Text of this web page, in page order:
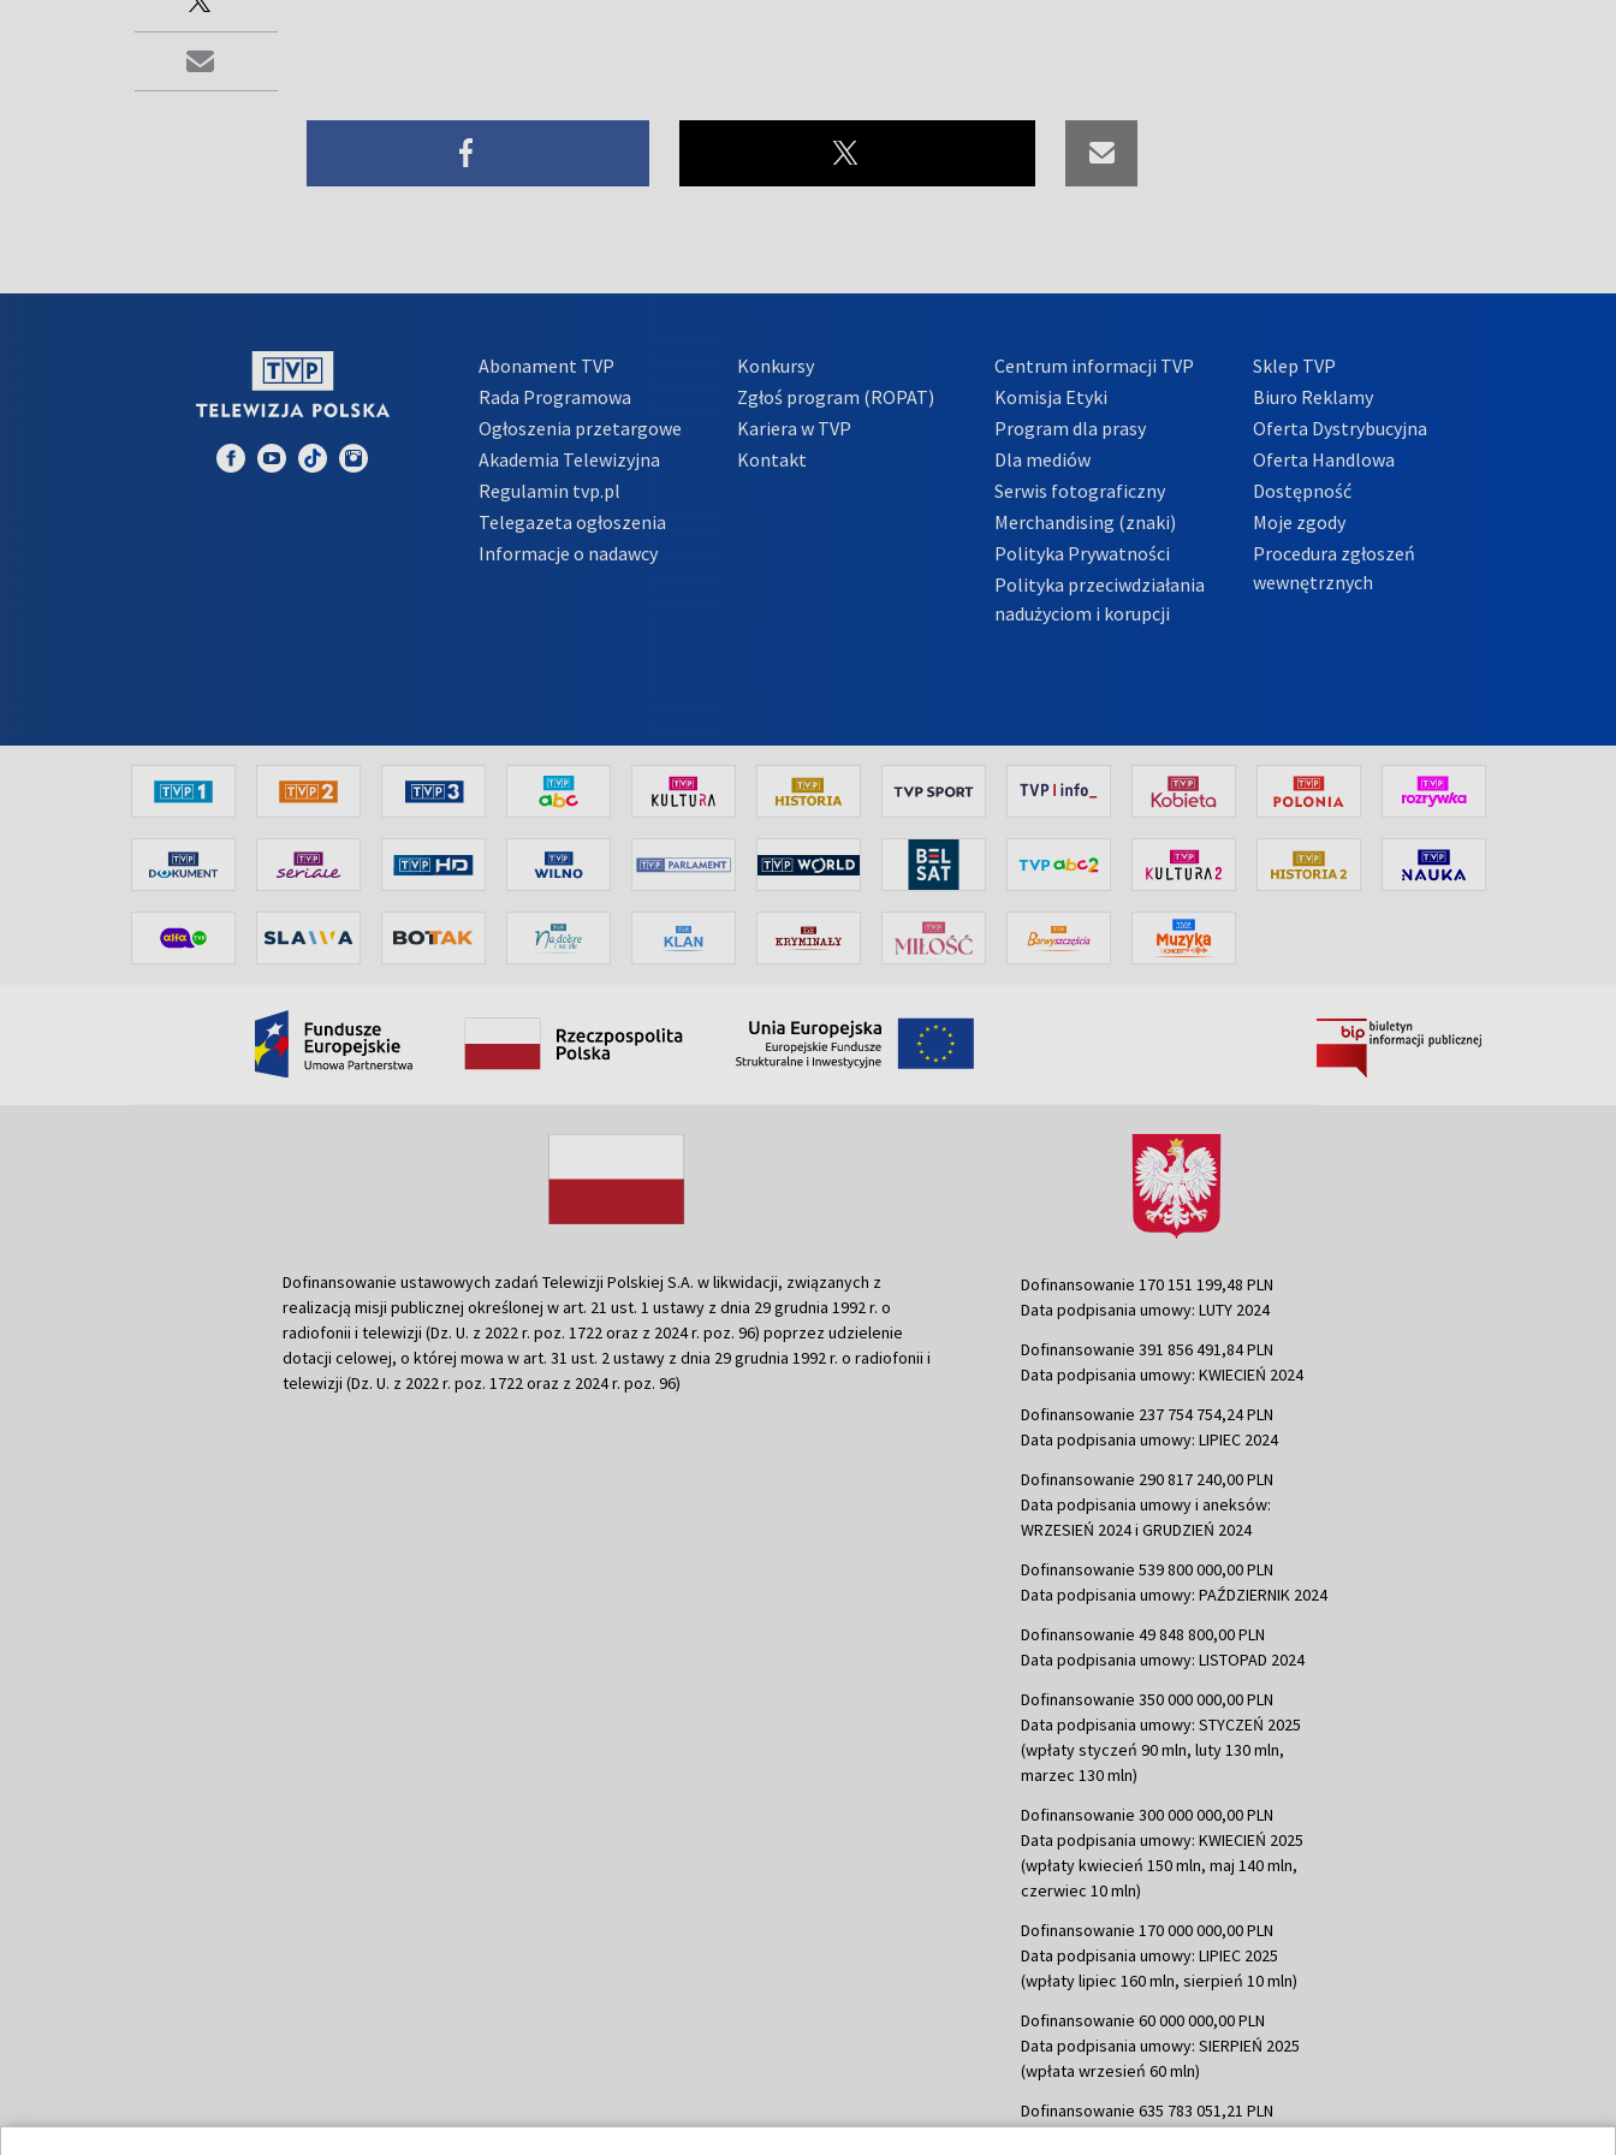
Abonament TVP
Rada Programowa
Ogłoszenia przetargowe
Akademia Telewizyjna
Regulamin tvp.pl
Telegazeta ogłoszenia
Informacje o nadawcy
Konkursy
Zgłoś program (ROPAT)
Kariera w TVP
Kontakt
Centrum informacji TVP
Komisja Etyki
Program dla prasy
Dla mediów
Serwis fotograficzny
Merchandising (znaki)
Polityka Prywatności
Polityka przeciwdziałania
nadużyciom i korupcji
Sklep TVP
Biuro Reklamy
Oferta Dystrybucyjna
Oferta Handlowa
Dostępność
Moje zgody
Procedura zgłoszeń
wewnętrznych
Dofinansowanie ustawowych zadań Telewizji Polskiej S.A. w likwidacji, związanych z
realizacją misji publicznej określonej w art. 21 ust. 1 ustawy z dnia 29 grudnia 1992 r. o
radiofonii i telewizji (Dz. U. z 2022 r. poz. 1722 oraz z 2024 r. poz. 96) poprzez udzielenie
dotacji celowej, o której mowa w art. 31 ust. 2 ustawy z dnia 29 grudnia 1992 r. o radiofonii i
telewizji (Dz. U. z 2022 r. poz. 1722 oraz z 2024 r. poz. 96)
Dofinansowanie 170 151 199,48 PLN
Data podpisania umowy: LUTY 2024
Dofinansowanie 391 856 491,84 PLN
Data podpisania umowy: KWIECIEŃ 2024
Dofinansowanie 237 754 754,24 PLN
Data podpisania umowy: LIPIEC 2024
Dofinansowanie 290 817 240,00 PLN
Data podpisania umowy i aneksów:
WRZESIEŃ 2024 i GRUDZIEŃ 2024
Dofinansowanie 539 800 000,00 PLN
Data podpisania umowy: PAŹDZIERNIK 2024
Dofinansowanie 49 848 800,00 PLN
Data podpisania umowy: LISTOPAD 2024
Dofinansowanie 350 000 000,00 PLN
Data podpisania umowy: STYCZEŃ 2025
(wpłaty styczeń 90 mln, luty 130 mln,
marzec 130 mln)
Dofinansowanie 300 000 000,00 PLN
Data podpisania umowy: KWIECIEŃ 2025
(wpłaty kwiecień 150 mln, maj 140 mln,
czerwiec 10 mln)
Dofinansowanie 170 000 000,00 PLN
Data podpisania umowy: LIPIEC 2025
(wpłaty lipiec 160 mln, sierpień 10 mln)
Dofinansowanie 60 000 000,00 PLN
Data podpisania umowy: SIERPIEŃ 2025
(wpłata wrzesień 60 mln)
Dofinansowanie 635 783 051,21 PLN